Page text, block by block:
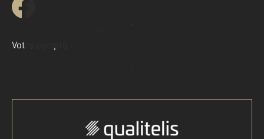
Demander une estimation
Votre compte :
Accéder à mon compte